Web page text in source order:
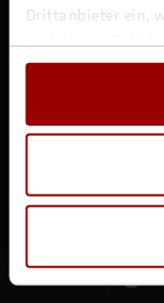
Drittanbieter ein,
führen. Weitere
insbesondere zu